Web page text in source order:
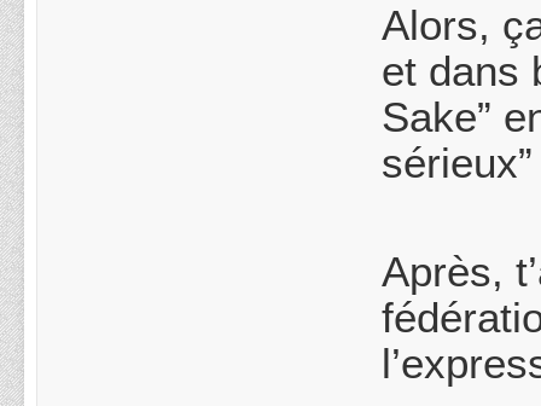
Alors,
et dans
Sake”
Après,